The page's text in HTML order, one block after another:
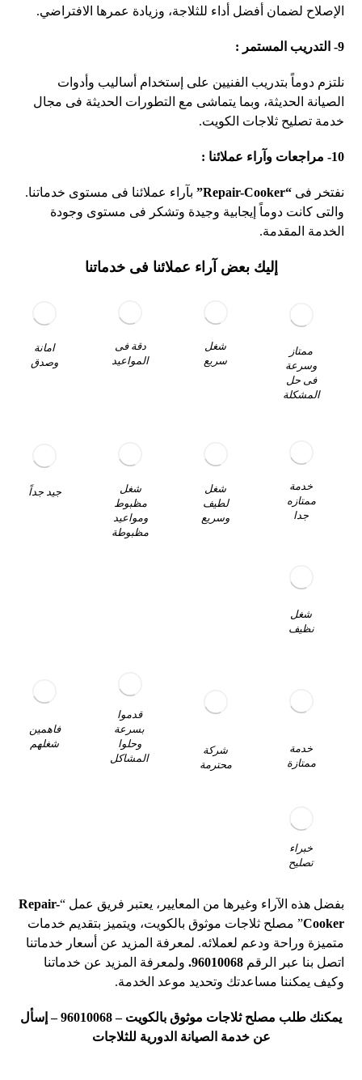
الإصلاح لضمان أفضل أداء للثلاجة، وزيادة عمرها الافتراضي.
9- التدريب المستمر :
نلتزم دوماً بتدريب الفنيين على إستخدام أساليب وأدوات
الصيانة الحديثة، وبما يتماشى مع التطورات الحديثة فى مجال
خدمة تصليح ثلاجات الكويت.
10- مراجعات وآراء عملائنا :
نفتخر فى“Repair-Cooker”
بآراء عملائنا فى مستوى خدماتنا.
والتى كانت دوماً إيجابية وجيدة وتشكر فى مستوى وجودة
الخدمة المقدمة.
إليك بعض آراء عملائنا فى خدماتنا
امانة
وصدق
دقة فى
المواعيد
شغل
سريع
ممتاز
وسرعة
فى حل
المشكلة
جيد جداً
شغل
مظبوط
ومواعيد
مظبوطة
شغل
لطيف
وسريع
خدمة
ممتازه
جدا
شغل
نظيف
فاهمين
شغلهم
قدموا
بسرعة
وحلوا
المشاكل
شركة
محترمة
خدمة
ممتازة
خبراء
تصليح
بفضل هذه الآراء وغيرها من المعايير، يعتبر فريق عمل “Repair-
Cooker” مصلح ثلاجات موثوق بالكويت، ويتميز بتقديم خدمات
متميزة وراحة ودعم لعملائه. لمعرفة المزيد عن أسعار خدماتنا
اتصل بنا عبر الرقم96010068
. ولمعرفة المزيد عن خدماتنا
وكيف يمكننا مساعدتك وتحديد موعد الخدمة.
يمكنك طلب مصلح ثلاجات موثوق بالكويت –96010068
– إسأل
عن خدمة الصيانة الدورية للثلاجات